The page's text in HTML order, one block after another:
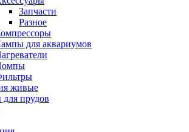
Запчасти
Разное
для аквариумов
живые
прудов